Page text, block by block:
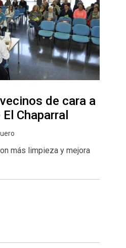
de cara a
Chaparral
más limpieza y mejora